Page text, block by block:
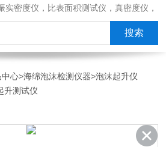
实密度仪，比表面积测试仪，真密度仪，
仪，炭块二氧化碳反应测定仪
中心>海绵泡沫检测仪器>泡沫起升仪
升测试仪